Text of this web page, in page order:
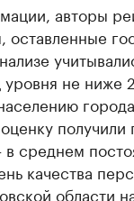
авторы
оставленные
уровня не ниже
получили
в среднем
качества
области